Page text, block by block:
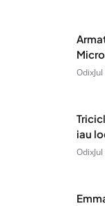
Odix
iau
Odix